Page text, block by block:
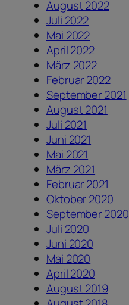
August 2022
Juli 2022
Mai 2022
April 2022
März 2022
Februar 2022
September 2021
August 2021
Juli 2021
Juni 2021
Mai 2021
März 2021
Februar 2021
Oktober 2020
September 2020
Juli 2020
Juni 2020
Mai 2020
April 2020
August 2019